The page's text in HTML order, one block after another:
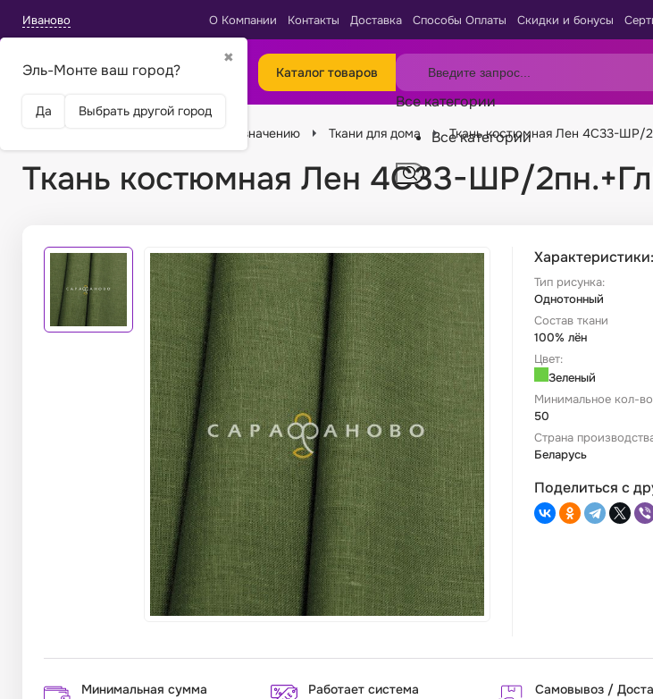
Иваново
✖
Эль-Монте ваш город?
Да Выбрать другой город
О Компании Контакты Доставка Способы Оплаты Скидки и бонусы
Каталог товаров
Все категории
Все категории
Подбор по назначению Ткани для дома Ткань костюмная Лен 4С33-ШР/
Ткань костюмная Лен 4С33-ШР/
Характеристики:
Тип рисунка:
Однотонный
Состав ткани
100% лён
Цвет:
Зеленый
Минимальное кол-
50
Страна
Беларусь
Поделиться с
Минимальная сумма
Работает система
Самовывоз /